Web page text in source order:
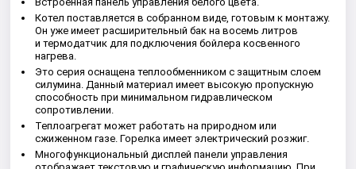
Котел поставляется в собранном виде, готовым к монтажу.
Он уже имеет расширительный бак на восемь литров
и термодатчик для подключения бойлера косвенного
нагрева.
Это серия оснащена теплообменником с защитным слоем
силумина. Данный материал имеет высокую пропускную
способность при минимальном гидравлическом
сопротивлении.
Теплоагрегат может работать на природном или
сжиженном газе. Горелка имеет электрический розжиг.
Многофункциональный дисплей панели управления